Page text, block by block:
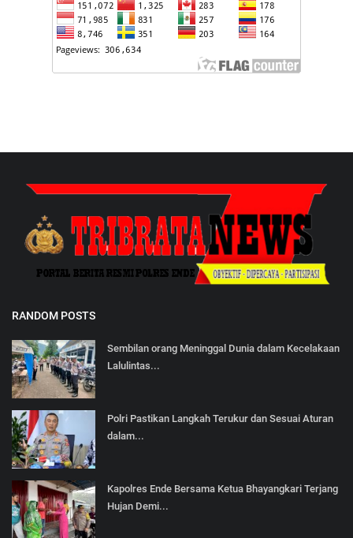
RANDOM POSTS
Sembilan orang Meninggal Dunia dalam Kecelakaan
Lalulintas...
Polri Pastikan Langkah Terukur dan Sesuai Aturan
dalam...
Kapolres Ende Bersama Ketua Bhayangkari Terjang
Hujan Demi...